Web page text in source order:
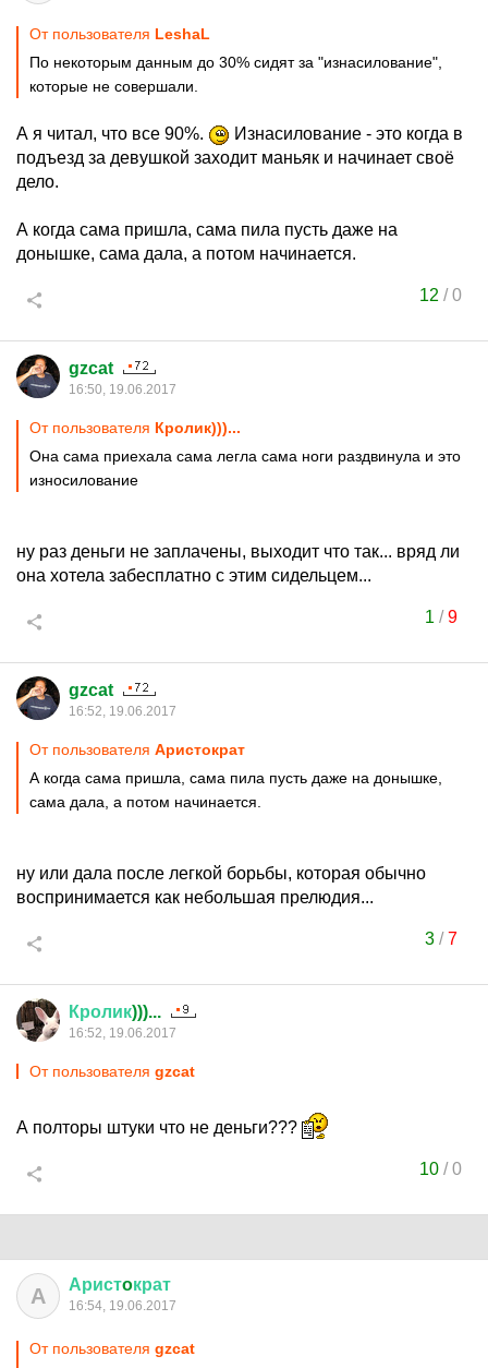
От пользователя LeshaL
По некоторым данным до 30% сидят за "изнасилование",
которые не совершали.
А я читал, что все 90%.
Изнасилование - это когда в
подъезд за девушкой заходит маньяк и начинает своё
дело.
А когда сама пришла, сама пила пусть даже на
донышке, сама дала, а потом начинается.
12 /0
gzcat
16:50, 19.06.2017
От пользователя Кролик)))...
Она сама приехала сама легла сама ноги раздвинула и это
износилование
ну раз деньги не заплачены, выходит что так... вряд ли
она хотела забесплатно с этим сидельцем...
1 /9
gzcat
16:52, 19.06.2017
От пользователя Аристoкрат
А когда сама пришла, сама пила пусть даже на донышке,
сама дала, а потом начинается.
ну или дала после легкой борьбы, которая обычно
воспринимается как небольшая прелюдия...
3/7
Кролик)))...
16:52, 19.06.2017
От пользователя gzcat
А полторы штуки что не деньги???
10 /0
А Аристoкрат
16:54, 19.06.2017
От пользователя gzcat